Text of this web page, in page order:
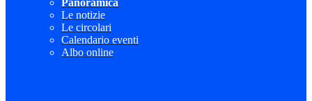
Panoramica
Le notizie
Le circolari
Calendario eventi
Albo online